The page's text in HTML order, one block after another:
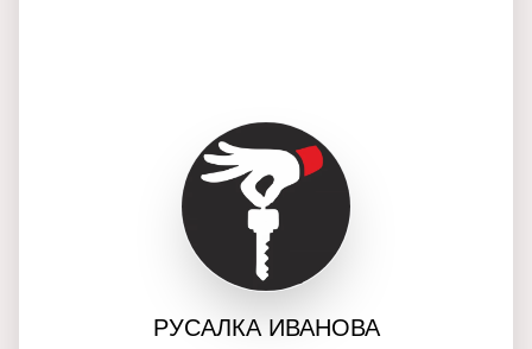
РУСАЛКА ИВАНОВА